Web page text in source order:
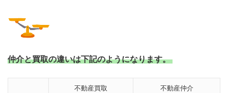
仲介と買取の違いは下記のようになります。
不動産買取 不動産仲介